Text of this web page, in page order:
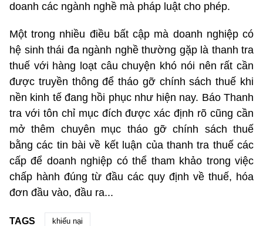
doanh các ngành nghề mà pháp luật cho phép.
Một trong nhiều điều bất cập mà doanh nghiệp có
hệ sinh thái đa ngành nghề thường gặp là thanh tra
thuế với hàng loạt câu chuyện khó nói nên rất cần
được truyền thông để tháo gỡ chính sách thuế khi
nền kinh tế đang hồi phục như hiện nay. Báo Thanh
tra với tôn chỉ mục đích được xác định rõ cũng cần
mở thêm chuyên mục tháo gỡ chính sách thuế
bằng các tin bài về kết luận của thanh tra thuế các
cấp để doanh nghiệp có thể tham khảo trong việc
chấp hành đúng từ đầu các quy định về thuế, hóa
đơn đầu vào, đầu ra...
TAGS khiếu nại